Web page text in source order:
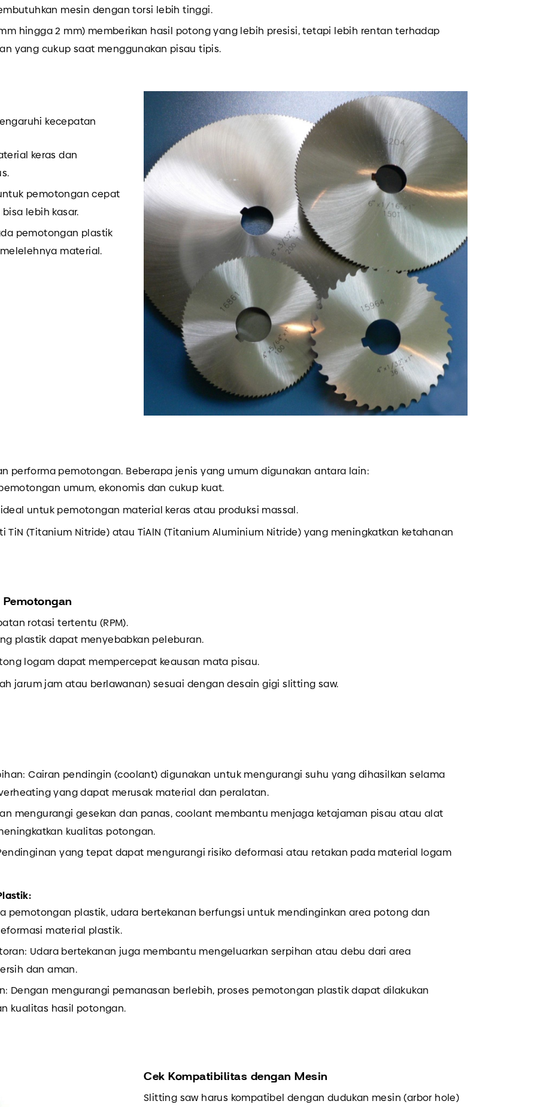
mesin dengan torsi lebih tinggi.
hingga 2 mm) memberikan hasil potong yang lebih presisi, tetapi lebih rentan terhadap
yang cukup saat menggunakan pisau tipis.
kecepatan
keras dan
pemotongan cepat
lebih kasar.
pemotongan plastik
material.
performa pemotongan. Beberapa jenis yang umum digunakan antara lain:
umum, ekonomis dan cukup kuat.
untuk pemotongan material keras atau produksi massal.
TiN (Titanium Nitride) atau TiAlN (Titanium Aluminium Nitride) yang meningkatkan ketahanan
rotasi tertentu (RPM).
plastik dapat menyebabkan peleburan.
logam dapat mempercepat keausan mata pisau.
jarum jam atau berlawanan) sesuai dengan desain gigi slitting saw.
Cairan pendingin (coolant) digunakan untuk mengurangi suhu yang dihasilkan selama
yang dapat merusak material dan peralatan.
mengurangi gesekan dan panas, coolant membantu menjaga ketajaman pisau atau alat
kualitas potongan.
yang tepat dapat mengurangi risiko deformasi atau retakan pada material logam
pemotongan plastik, udara bertekanan berfungsi untuk mendinginkan area potong dan
material plastik.
Udara bertekanan juga membantu mengeluarkan serpihan atau debu dari area
dan aman.
Dengan mengurangi pemanasan berlebih, proses pemotongan plastik dapat dilakukan
kualitas hasil potongan.
Cek Kompatibilitas dengan Mesin
Slitting saw harus kompatibel dengan dudukan mesin (arbor hole)